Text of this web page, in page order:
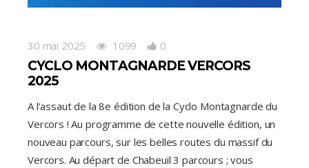
30 mai 2025 1099 0
CYCLO MONTAGNARDE VERCORS
2025
A l’assaut de la 8e édition de la Cyclo Montagnarde du
Vercors ! Au programme de cette nouvelle édition, un
nouveau parcours, sur les belles routes du massif du
Vercors. Au départ de Chabeuil 3 parcours ; vous